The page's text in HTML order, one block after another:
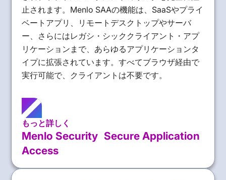
止されます。Menlo SAAの機能は、SaaSやプライ
ベートアプリ、リモートデスクトップやサーバ
ー、さらにはレガシ・シッククライアント・アプ
リケーションまで、あらゆるアプリケーションタ
イプに拡張されています。すべてブラウザ経由で
実行可能で、クライアントは不要です。
もっと詳しく
Menlo Security Secure Application
Access